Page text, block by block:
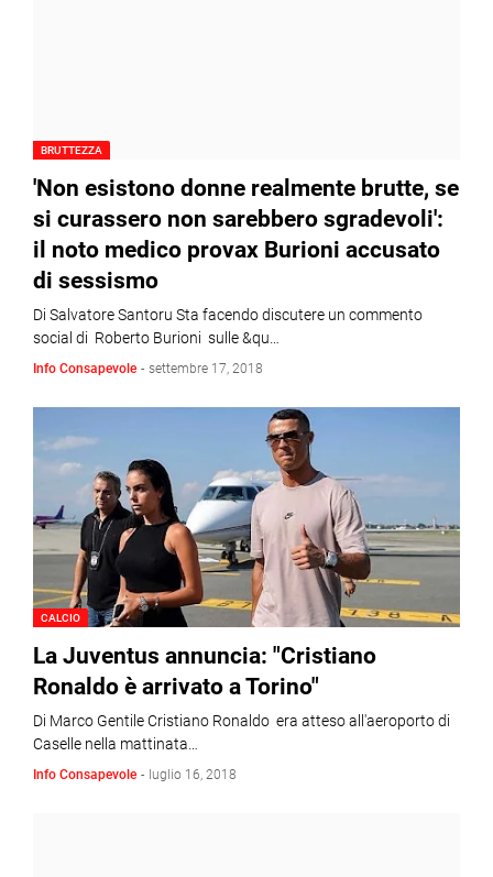
BRUTTEZZA
'Non esistono donne realmente brutte, se
si curassero non sarebbero sgradevoli':
il noto medico provax Burioni accusato
di sessismo
Di Salvatore Santoru Sta facendo discutere un commento
social di Roberto Burioni sulle &qu…
Info Consapevole - settembre 17, 2018
CALCIO
La Juventus annuncia: "Cristiano
Ronaldo è arrivato a Torino"
Di Marco Gentile Cristiano Ronaldo era atteso all'aeroporto di
Caselle nella mattinata…
Info Consapevole - luglio 16, 2018